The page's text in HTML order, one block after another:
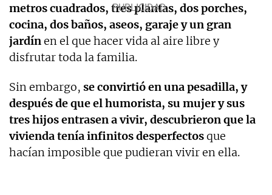
metros cuadrados, tres plantas, dos porches,
cocina, dos baños, aseos, garaje y un gran
jardínen el que hacer vida al aire libre y
disfrutar toda la familia.
Sin embargo, se convirtió en una pesadilla, y
después de que el humorista, su mujer y sus
tres hijos entrasen a vivir, descubrieron que la
vivienda tenía infinitos desperfectosque
hacían imposible que pudieran vivir en ella.